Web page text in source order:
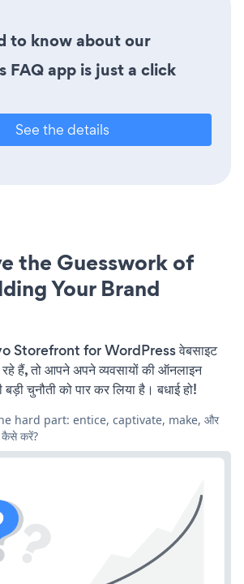
to know about our
FAQ app is just a click
See the details
the Guesswork of
Your Brand
Storefront for WordPress वेबसाइट
हैं, तो आपने अपने व्यवसायों की ऑनलाइन
चुनौती को पार कर लिया है। बधाई हो!
hard part: entice, captivate, make, और
कैसे करें?